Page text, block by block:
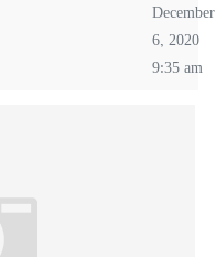
December
6, 2020
9:35 am